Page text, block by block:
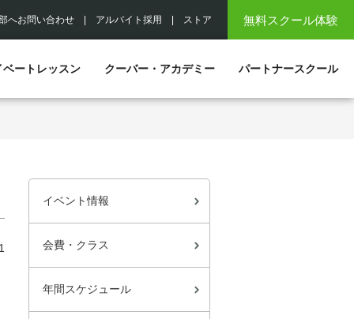
無料スクール体験
へお問い合わせ アルバイト採用 ストア
ベートレッスン クーバー・アカデミー パートナースクール
イベント情報
会費・クラス
年間スケジュール